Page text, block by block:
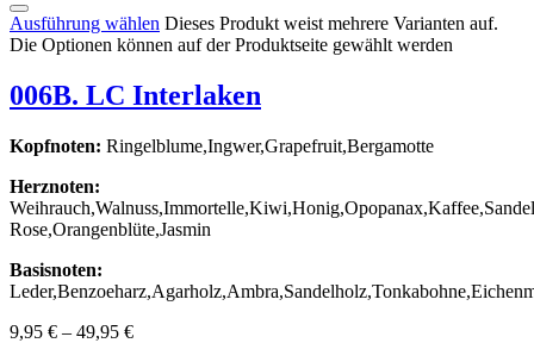
Ausführung wählen Dieses Produkt weist mehrere Varianten auf.
Die Optionen können auf der Produktseite gewählt werden
006B. LC Interlaken
Kopfnoten: Ringelblume,Ingwer,Grapefruit,Bergamotte
Herznoten:
Rose,Orangenblüte,Jasmin
Basisnoten:
9,95 € – 49,95 €